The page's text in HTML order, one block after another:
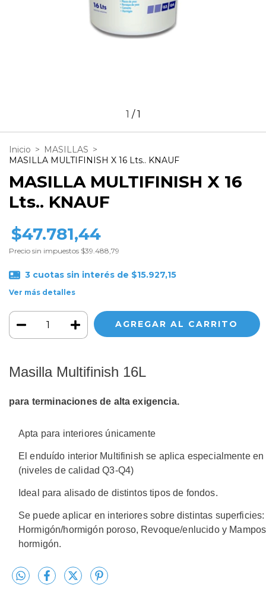
1 /1
Inicio > MASILLAS >
MASILLA MULTIFINISH X 16 Lts.. KNAUF
MASILLA MULTIFINISH X 16
Lts.. KNAUF
$47.781,44
Precio sin impuestos $39.488,79
3 cuotas sin interés de $15.927,15
Ver más detalles
Masilla Multifinish 16L
para terminaciones de alta exigencia.
Apta para interiores únicamente
El enduído interior Multifinish se aplica especialmente
(niveles de calidad Q3-Q4)
Ideal para alisado de distintos tipos de fondos.
Se puede aplicar en interiores sobre distintas
Hormigón/hormigón poroso, Revoque/enlucido y
hormigón.